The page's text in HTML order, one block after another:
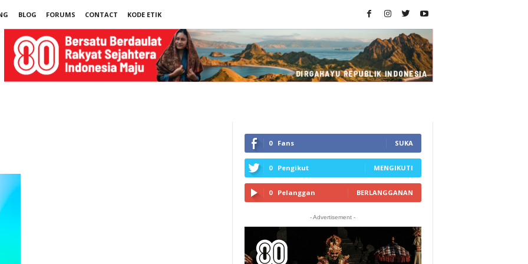
BLOG FORUMS CONTACT
KODE ETIK
0 Fans SUKA
0 Pengikut MENGIKUTI
0 Pelanggan BERLANGGANAN
- Advertisement -